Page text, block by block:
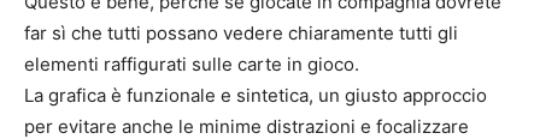
far sì che tutti possano vedere chiaramente tutti gli
elementi raffigurati sulle carte in gioco.
La grafica è funzionale e sintetica, un giusto approccio
per evitare anche le minime distrazioni e focalizzare